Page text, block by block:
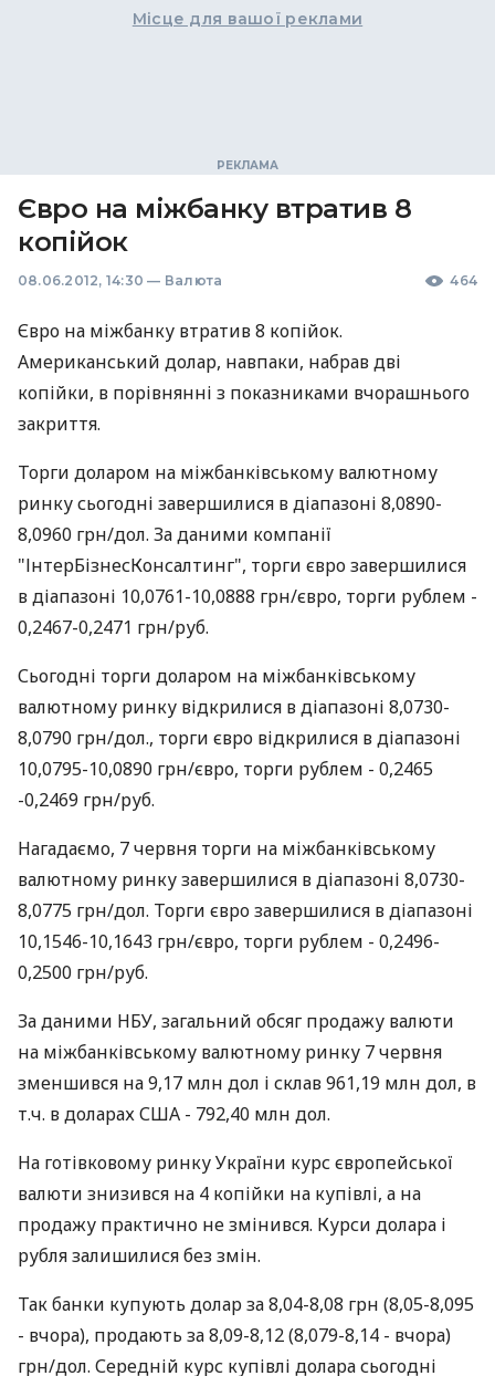
Місце для вашої реклами
Євро на міжбанку втратив 8
копійок
08.06.2012, 14:30 — Валюта 464
Євро на міжбанку втратив 8 копійок.
Американський долар, навпаки, набрав дві
копійки, в порівнянні з показниками вчорашнього
закриття.
Торги доларом на міжбанківському валютному
ринку сьогодні завершилися в діапазоні 8,0890-
8,0960 грн/дол. За даними компанії
"ІнтерБізнесКонсалтинг", торги євро завершилися
в діапазоні 10,0761-10,0888 грн/євро, торги рублем -
0,2467-0,2471 грн/руб.
Сьогодні торги доларом на міжбанківському
валютному ринку відкрилися в діапазоні 8,0730-
8,0790 грн/дол., торги євро відкрилися в діапазоні
10,0795-10,0890 грн/євро, торги рублем - 0,2465
-0,2469 грн/руб.
Нагадаємо, 7 червня торги на міжбанківському
валютному ринку завершилися в діапазоні 8,0730-
8,0775 грн/дол. Торги євро завершилися в діапазоні
10,1546-10,1643 грн/євро, торги рублем - 0,2496-
0,2500 грн/руб.
За даними НБУ, загальний обсяг продажу валюти
на міжбанківському валютному ринку 7 червня
зменшився на 9,17 млн дол і склав 961,19 млн дол, в
т.ч. в доларах США - 792,40 млн дол.
На готівковому ринку України курс європейської
валюти знизився на 4 копійки на купівлі, а на
продажу практично не змінився. Курси долара і
рубля залишилися без змін.
Так банки купують долар за 8,04-8,08 грн (8,05-8,095
- вчора), продають за 8,09-8,12 (8,079-8,14 - вчора)
грн/дол. Середній курс купівлі долара сьогодні